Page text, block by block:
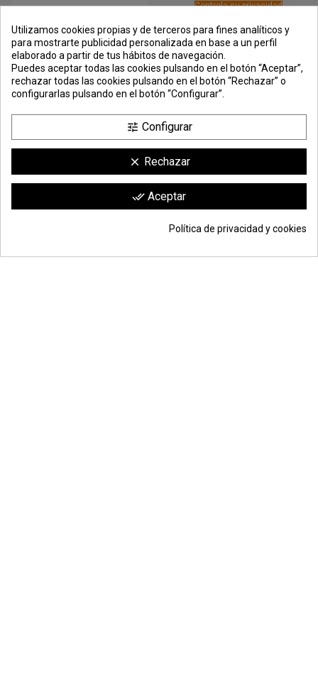
Añadir a la cesta *39,97 €
Controle su privacidad
PREMIOS
METODOS
DE PAGO
ENVÍO
COMERCIO
SEGURO
clic aquí para mostrar el certificado.
Utilizamos cookies propias y de terceros para fines analíticos y
para mostrarte publicidad personalizada en base a un perfil
elaborado a partir de tus hábitos de navegación.
Puedes aceptar todas las cookies pulsando en el botón “Aceptar”,
rechazar todas las cookies pulsando en el botón “Rechazar” o
configurarlas pulsando en el botón “Configurar”.
tune Configurar
clear Rechazar
done_all Aceptar
Política de privacidad y cookies